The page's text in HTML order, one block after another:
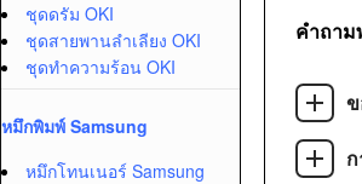
คำถา
ชุดดรัม OKI
ชุดสายพานลำเลียง OKI
ชุดทำความร้อน OKI
หมึกพิมพ์ Samsung
หมึกโทนเนอร์ Samsung